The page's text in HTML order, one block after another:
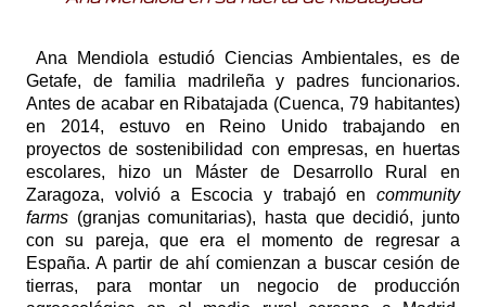
Ana Mendiola estudió Ciencias Ambientales, es de
Getafe, de familia madrileña y padres funcionarios.
Antes de acabar en Ribatajada (Cuenca, 79 habitantes)
en 2014, estuvo en Reino Unido trabajando en
proyectos de sostenibilidad con empresas, en huertas
escolares, hizo un Máster de Desarrollo Rural en
Zaragoza, volvió a Escocia y trabajó en community
farms (granjas comunitarias), hasta que decidió, junto
con su pareja, que era el momento de regresar a
España. A partir de ahí comienzan a buscar cesión de
tierras, para montar un negocio de producción